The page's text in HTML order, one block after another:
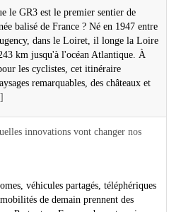
le GR3 est le premier sentier de
balisé de France ? Né en 1947 entre
dans le Loiret, il longe la Loire
km jusqu'à l'océan Atlantique. À
les cyclistes, cet itinéraire
remarquables, des châteaux et
innovations vont changer nos
véhicules partagés, téléphériques
de demain prennent des